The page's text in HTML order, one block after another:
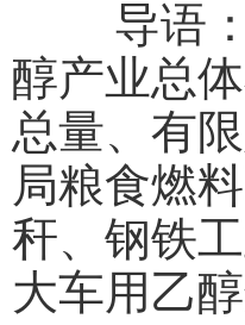
导语：8
醇产业总
总量、有
局粮食燃
秆、钢铁
大车用乙醇